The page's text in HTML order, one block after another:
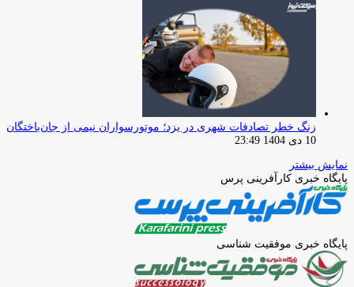
زنگ خطر تصادفات شهری در یزد؛ موتورسواران نیمی از جان‌باختگان
10 دی 1404 23:49
نمایش بیشتر
پایگاه خبری کارآفرینی پرس
پایگاه خبری موفقیت شناسی